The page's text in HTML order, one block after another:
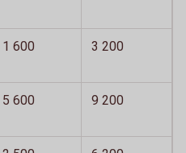
1 600 3 200
5 600 9 200